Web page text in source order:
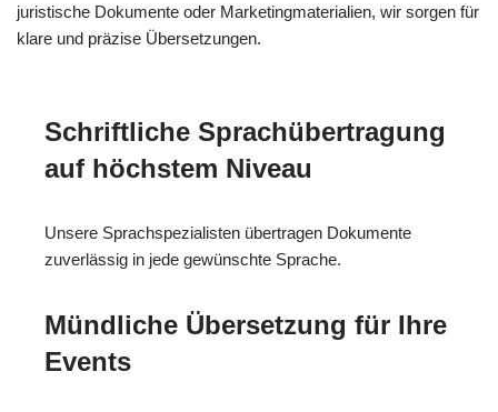
juristische Dokumente oder Marketingmaterialien, wir sorgen für
klare und präzise Übersetzungen.
Schriftliche Sprachübertragung
auf höchstem Niveau
Unsere Sprachspezialisten übertragen Dokumente
zuverlässig in jede gewünschte Sprache.
Mündliche Übersetzung für Ihre
Events